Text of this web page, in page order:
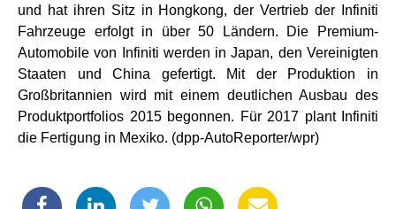
und hat ihren Sitz in Hongkong, der Vertrieb der Infiniti
Fahrzeuge erfolgt in über 50 Ländern. Die Premium-
Automobile von Infiniti werden in Japan, den Vereinigten
Staaten und China gefertigt. Mit der Produktion in
Großbritannien wird mit einem deutlichen Ausbau des
Produktportfolios 2015 begonnen. Für 2017 plant Infiniti
die Fertigung in Mexiko. (dpp-AutoReporter/wpr)